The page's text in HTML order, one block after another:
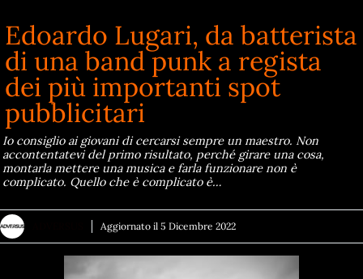
Edoardo Lugari, da batterista
di una band punk a regista
dei più importanti spot
pubblicitari
Io consiglio ai giovani di cercarsi sempre un maestro. Non
accontentatevi del primo risultato, perché girare una cosa,
montarla mettere una musica e farla funzionare non è
complicato. Quello che è complicato è…
Aggiornato il 5 Dicembre 2022